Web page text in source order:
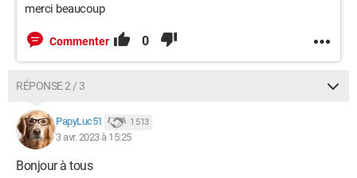
merci beaucoup
Commenter 0
RÉPONSE 2 / 3
PapyLuc51 1 513
3 avr. 2023 à 15:25
Bonjour à tous